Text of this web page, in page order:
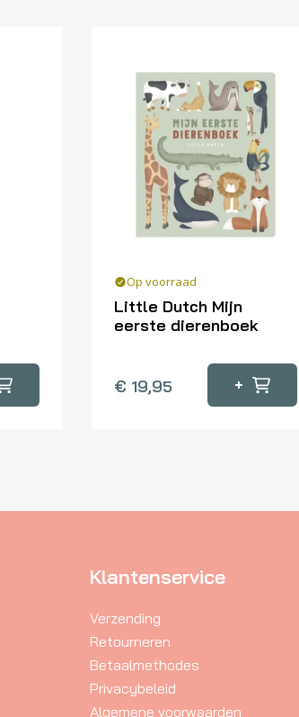
Op voorraad
Little Dutch Mijn
eerste dierenboek
€ 19,95 +
Klantenservice
Verzending
Retourneren
Betaalmethodes
Privacybeleid
Algemene voorwaarden